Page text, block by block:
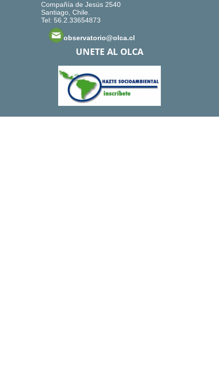
Compañía de Jesús 2540
Santiago, Chile.
Tel: 56.2.33654873
observatorio@olca.cl
UNETE AL OLCA